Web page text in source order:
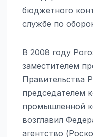
бюджетного
службе по
В 2008 году
заместителем
Правительства
председателем
промышленной
возглавил
агентство